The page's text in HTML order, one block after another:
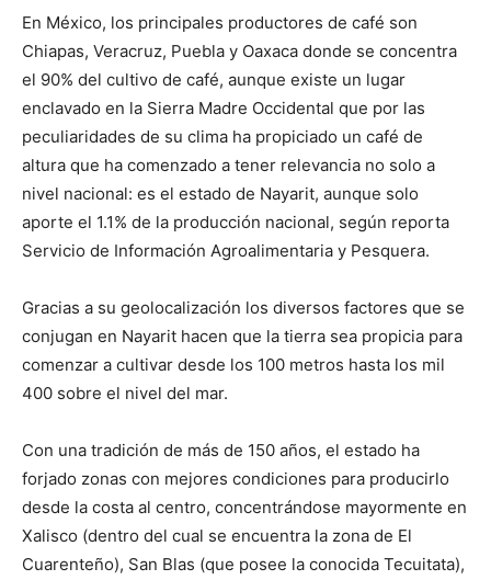
En México, los principales productores de café son
Chiapas, Veracruz, Puebla y Oaxaca donde se concentra
el 90% del cultivo de café, aunque existe un lugar
enclavado en la Sierra Madre Occidental que por las
peculiaridades de su clima ha propiciado un café de
altura que ha comenzado a tener relevancia no solo a
nivel nacional: es el estado de Nayarit, aunque solo
aporte el 1.1% de la producción nacional, según reporta
Servicio de Información Agroalimentaria y Pesquera.
Gracias a su geolocalización los diversos factores que se
conjugan en Nayarit hacen que la tierra sea propicia para
comenzar a cultivar desde los 100 metros hasta los mil
400 sobre el nivel del mar.
Con una tradición de más de 150 años, el estado ha
forjado zonas con mejores condiciones para producirlo
desde la costa al centro, concentrándose mayormente en
Xalisco (dentro del cual se encuentra la zona de El
Cuarenteño), San Blas (que posee la conocida Tecuitata),